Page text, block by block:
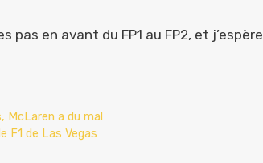
en avant du FP1 au FP2, et j’espère
McLaren a du mal
F1 de Las Vegas